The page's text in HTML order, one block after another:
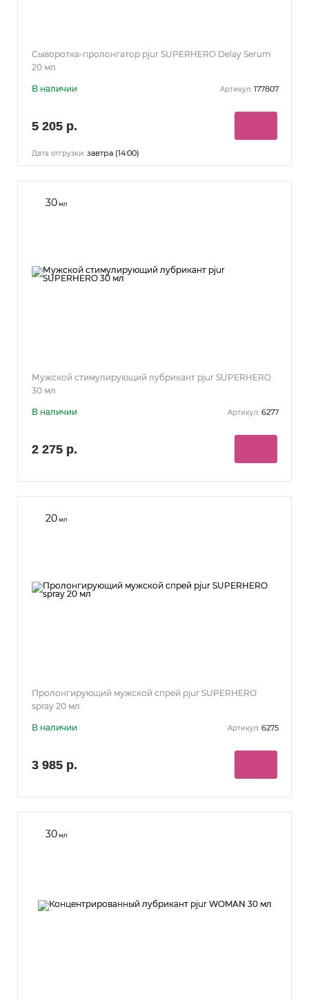
Сыворотка-пролонгатор pjur SUPERHERO Delay Serum
20 мл
В наличии Артикул: 177807
5 205 р.
Дата отгрузки: завтра (14:00)
30мл
Мужской стимулирующий лубрикант pjur SUPERHERO
30 мл
В наличии Артикул: 6277
2 275 р.
20мл
Пролонгирующий мужской спрей pjur SUPERHERO
spray 20 мл
В наличии Артикул: 6275
3 985 р.
30мл